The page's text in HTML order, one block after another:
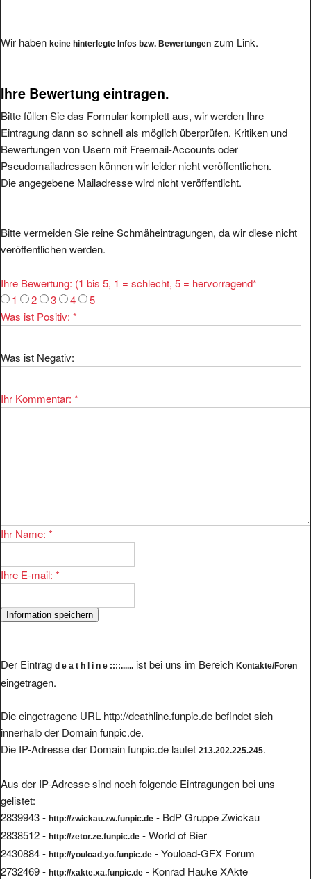
Wir haben keine hinterlegte Infos bzw. Bewertungen zum Link.
Ihre Bewertung eintragen.
Bitte füllen Sie das Formular komplett aus, wir werden Ihre
Eintragung dann so schnell als möglich überprüfen. Kritiken und
Bewertungen von Usern mit Freemail-Accounts oder
Pseudomailadressen können wir leider nicht veröffentlichen.
Die angegebene Mailadresse wird nicht veröffentlicht.
Bitte vermeiden Sie reine Schmäheintragungen, da wir diese nicht
veröffentlichen werden.
Ihre Bewertung: (1 bis 5, 1 = schlecht, 5 = hervorragend*
1
2 3 4
5
Was ist Positiv: *
Was ist Negativ:
Ihr Kommentar: *
Ihr Name: *
Ihre E-mail: *
Der Eintrag d e a t h l i n e ::::...... ist bei uns im Bereich Kontakte/Foren
eingetragen.
Die eingetragene URL http://deathline.funpic.de befindet sich
innerhalb der Domain funpic.de.
Die IP-Adresse der Domain funpic.de lautet 213.202.225.245.
Aus der IP-Adresse sind noch folgende Eintragungen bei uns
gelistet:
2839943 - http://zwickau.zw.funpic.de - BdP Gruppe Zwickau
2838512 - http://zetor.ze.funpic.de - World of Bier
2430884 - http://youload.yo.funpic.de - Youload-GFX Forum
2732469 - http://xakte.xa.funpic.de - Konrad Hauke XAkte